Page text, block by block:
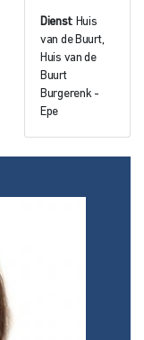
Dienst: Huis
van de Buurt,
Huis van de
Buurt
Burgerenk -
Epe